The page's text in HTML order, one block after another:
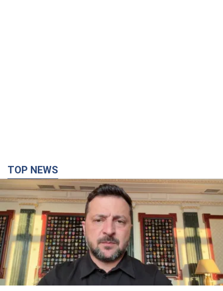
антибаллистической системе FREYJA,
санкциях против России и поддержке аграриев.
Видео
Европейские партнеры присоединяются к совместному
проекту
11 часов назад 83,2 т.
С 1 сентября украинским учителям повысят
зарплаты: Корецкий раскрыл подробности
Одновременно с повышением зарплат педагогам